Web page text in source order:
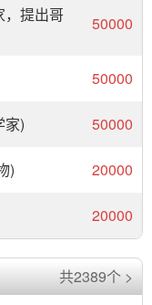
，提出哥
50000
50000
家) 50000
) 20000
20000
共2389个 >